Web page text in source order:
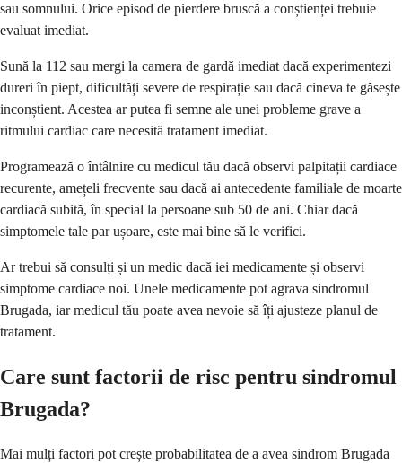
sau somnului. Orice episod de pierdere bruscă a conștienței trebuie
evaluat imediat.
Sună la 112 sau mergi la camera de gardă imediat dacă experimentezi
dureri în piept, dificultăți severe de respirație sau dacă cineva te găsește
inconștient. Acestea ar putea fi semne ale unei probleme grave a
ritmului cardiac care necesită tratament imediat.
Programează o întâlnire cu medicul tău dacă observi palpitații cardiace
recurente, amețeli frecvente sau dacă ai antecedente familiale de moarte
cardiacă subită, în special la persoane sub 50 de ani. Chiar dacă
simptomele tale par ușoare, este mai bine să le verifici.
Ar trebui să consulți și un medic dacă iei medicamente și observi
simptome cardiace noi. Unele medicamente pot agrava sindromul
Brugada, iar medicul tău poate avea nevoie să îți ajusteze planul de
tratament.
Care sunt factorii de risc pentru sindromul
Brugada?
Mai mulți factori pot crește probabilitatea de a avea sindrom Brugada